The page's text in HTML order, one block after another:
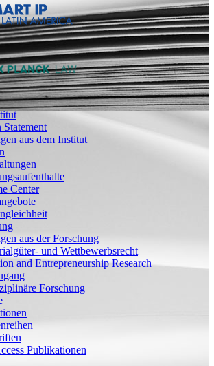
Statement
aus dem Institut
Center
aus der Forschung
und Wettbewerbsrecht
and Entrepreneurship Research
Forschung
Publikationen